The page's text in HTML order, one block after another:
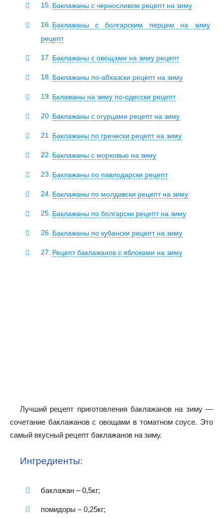
Баклажаны с черносливом рецепт на зиму
Баклажаны с болгарским перцем на зиму
рецепт
Баклажаны с овощами на зиму рецепт
Баклажаны по-абхазски рецепт на зиму
Бклажаны на зиму по-одесски рецепт
Баклажаны с огурцами рецепт на зиму
Баклажаны по гречески рецепт на зиму
Баклажаны с морковью на зиму
Баклажаны по павлодарски рецепт
Баклажаны по молдавски рецепт на зиму
Баклажаны по болгарски рецепт на зиму
Баклажаны по кубански рецепт на зиму
Рецепт баклажанов с яблоками на зиму
Лучший рецепт приготовления баклажанов на зиму —
сочетание баклажанов с овощами в томатном соусе. Это
самый вкусный рецепт баклажанов на зиму.
Ингредиенты:
баклажан – 0,5кг;
помидоры – 0,25кг;